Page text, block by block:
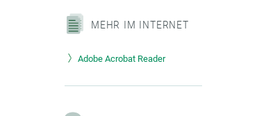
MEHR IM INTERNET
Adobe Acrobat Reader